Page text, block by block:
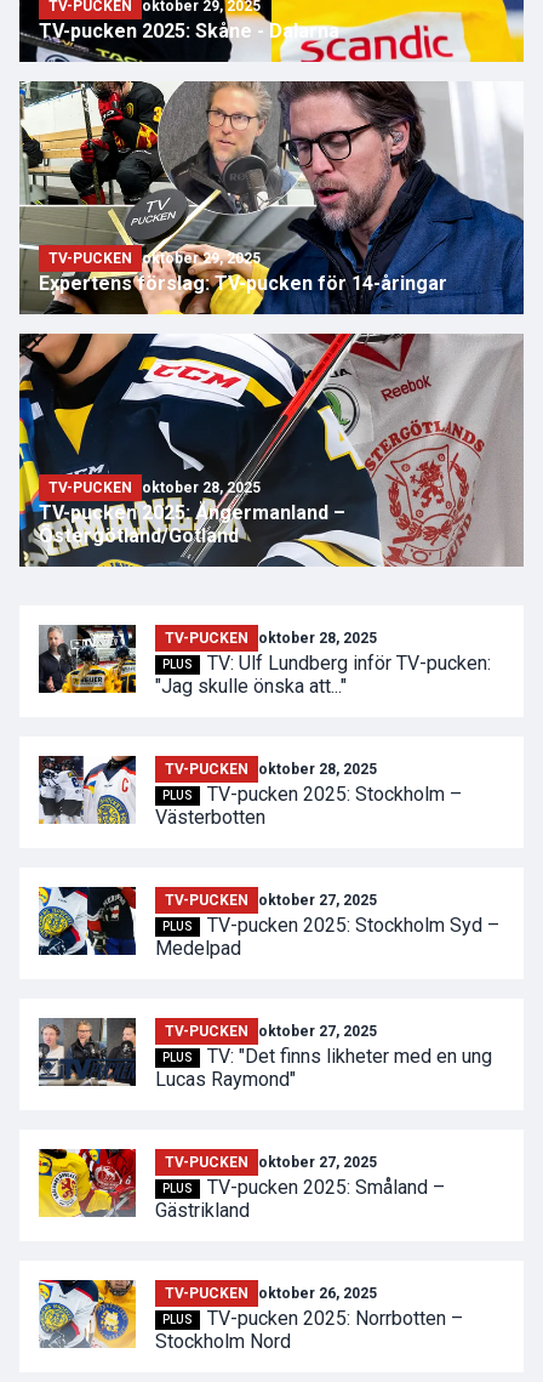
TV-PUCKEN oktober 29, 2025
TV-pucken 2025: Skåne - Dalarna
TV-PUCKEN oktober 29, 2025
Expertens förslag: TV-pucken för 14-åringar
TV-PUCKEN oktober 28, 2025
TV-pucken 2025: Ångermanland –
Östergötland/Gotland
TV-PUCKEN oktober 28, 2025
PLUS
TV: Ulf Lundberg inför TV-pucken:
"Jag skulle önska att..."
TV-PUCKEN oktober 28, 2025
PLUS
TV-pucken 2025: Stockholm –
Västerbotten
TV-PUCKEN oktober 27, 2025
PLUS
TV-pucken 2025: Stockholm Syd –
Medelpad
TV-PUCKEN oktober 27, 2025
PLUS
TV: "Det finns likheter med en ung
Lucas Raymond"
TV-PUCKEN oktober 27, 2025
PLUS
TV-pucken 2025: Småland –
Gästrikland
TV-PUCKEN oktober 26, 2025
PLUS
TV-pucken 2025: Norrbotten –
Stockholm Nord